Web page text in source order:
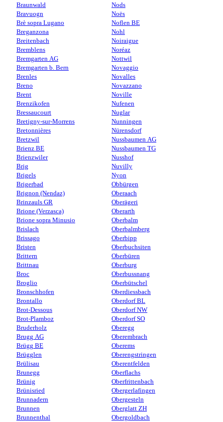
Braunwald
Bravuogn
Brè sopra Lugano
Breganzona
Breitenbach
Bremblens
Bremgarten AG
Bremgarten b. Bern
Brenles
Breno
Brent
Brenzikofen
Bressaucourt
Bretigny-sur-Morrens
Bretonnières
Bretzwil
Brienz BE
Brienzwiler
Brig
Brigels
Brigerbad
Brignon (Nendaz)
Brinzauls GR
Brione (Verzasca)
Brione sopra Minusio
Brislach
Brissago
Bristen
Brittern
Brittnau
Broc
Broglio
Bronschhofen
Brontallo
Brot-Dessous
Brot-Plamboz
Bruderholz
Brugg AG
Brügg BE
Brügglen
Brülisau
Brunegg
Brünig
Brünisried
Brunnadern
Brunnen
Brunnenthal
Nods
Noës
Noflen BE
Nohl
Noiraigue
Noréaz
Nottwil
Novaggio
Novalles
Novazzano
Noville
Nufenen
Nuglar
Nunningen
Nürensdorf
Nussbaumen AG
Nussbaumen TG
Nusshof
Nuvilly
Nyon
Obbürgen
Oberaach
Oberägeri
Oberarth
Oberbalm
Oberbalmberg
Oberbipp
Oberbuchsiten
Oberbüren
Oberburg
Oberbussnang
Oberbütschel
Oberdiessbach
Oberdorf BL
Oberdorf NW
Oberdorf SO
Oberegg
Oberembrach
Oberems
Oberengstringen
Oberentfelden
Oberflachs
Oberfrittenbach
Obergerlafingen
Obergesteln
Oberglatt ZH
Obergoldbach